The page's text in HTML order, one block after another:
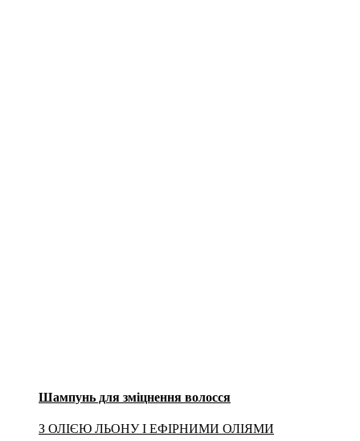
Шампунь для зміцнення волосся
З ОЛІЄЮ ЛЬОНУ І ЕФІРНИМИ ОЛІЯМИ